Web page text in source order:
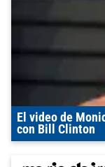
El video de
con Bill Clinton